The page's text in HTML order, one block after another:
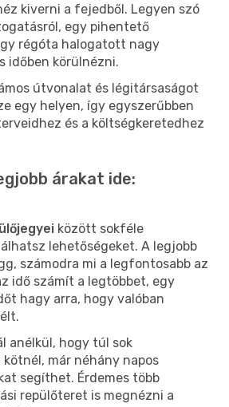
kiverni a fejedből. Legyen szó
egy pihentető
régóta halogatott nagy
időben körülnézni.
útvonalat és légitársaságot
egy helyen, így egyszerűbben
és a költségkeretedhez
árakat ide:
között sokféle
lehetőségeket. A legjobb
számodra mi a legfontosabb az
idő számít a legtöbbet, egy
hagy arra, hogy valóban
anélkül, hogy túl sok
már néhány napos
segíthet. Érdemes több
repülőteret is megnézni a